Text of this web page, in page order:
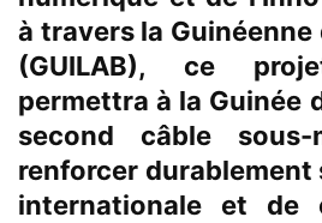
à travers la Guinéenne
(GUILAB), ce
permettra à la Guinée
second câble
renforcer
internationale et de